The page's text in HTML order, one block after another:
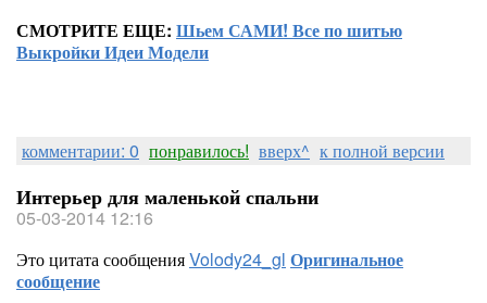
СМОТРИТЕ ЕЩЕ: Шьем САМИ! Все по шитью
Выкройки Идеи Модели
комментарии: 0 понравилось! вверх^ к полной версии
Интерьер для маленькой спальни
05-03-2014 12:16
Это цитата сообщенияVolody24_gl Оригинальное
сообщение